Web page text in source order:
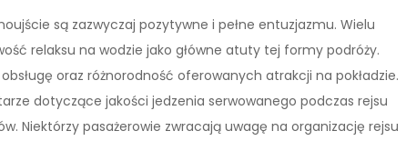
są zazwyczaj pozytywne i pełne entuzjazmu. Wielu
relaksu na wodzie jako główne atuty tej formy podróży.
oraz różnorodność oferowanych atrakcji na pokładzie.
dotyczące jakości jedzenia serwowanego podczas rejsu
Niektórzy pasażerowie zwracają uwagę na organizację rejsu